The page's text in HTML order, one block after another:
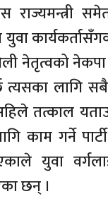
राज्यमन्त्री
नेतृत्वको
त्यसका लागि
तत्काल
गर्ने पार्टी
युवा
छन् ।